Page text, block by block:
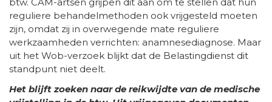
reguliere behandelmethoden ook vrijgesteld moeten
zijn, omdat zij in overwegende mate reguliere
werkzaamheden verrichten: anamnesediagnose. Maar
uit het Wob-verzoek blijkt dat de Belastingdienst dit
standpunt niet deelt.
Het blijft zoeken naar de reikwijdte van de medische